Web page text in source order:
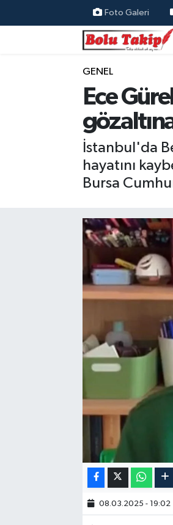
Foto Galeri
GENEL
Ece
İstanbul'da
hayatını
Bursa
08.03.2025 - 19:02